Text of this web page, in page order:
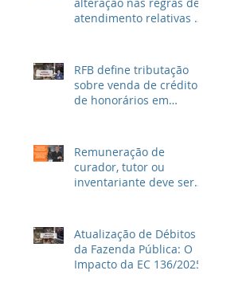
atendimento relativas ao
RFB define tributação
sobre venda de crédito
de honorários em
Remuneração de
curador, tutor ou
inventariante deve ser
Atualização de Débitos
da Fazenda Pública: O
Impacto da EC 136/2025